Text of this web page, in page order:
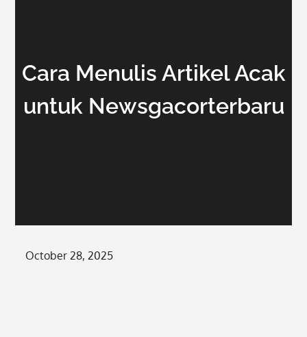
Cara Menulis Artikel Acak
untuk Newsgacorterbaru
Posted
October 28, 2025